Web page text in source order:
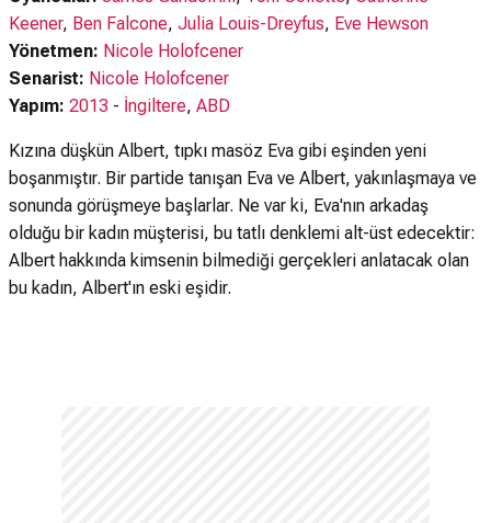
Keener, Ben Falcone, Julia Louis-Dreyfus, Eve Hewson
Yönetmen: Nicole Holofcener
Senarist: Nicole Holofcener
Yapım: 2013 - İngiltere, ABD
Kızına düşkün Albert, tıpkı masöz Eva gibi eşinden yeni
boşanmıştır. Bir partide tanışan Eva ve Albert, yakınlaşmaya ve
sonunda görüşmeye başlarlar. Ne var ki, Eva'nın arkadaş
olduğu bir kadın müşterisi, bu tatlı denklemi alt-üst edecektir:
Albert hakkında kimsenin bilmediği gerçekleri anlatacak olan
bu kadın, Albert'ın eski eşidir.